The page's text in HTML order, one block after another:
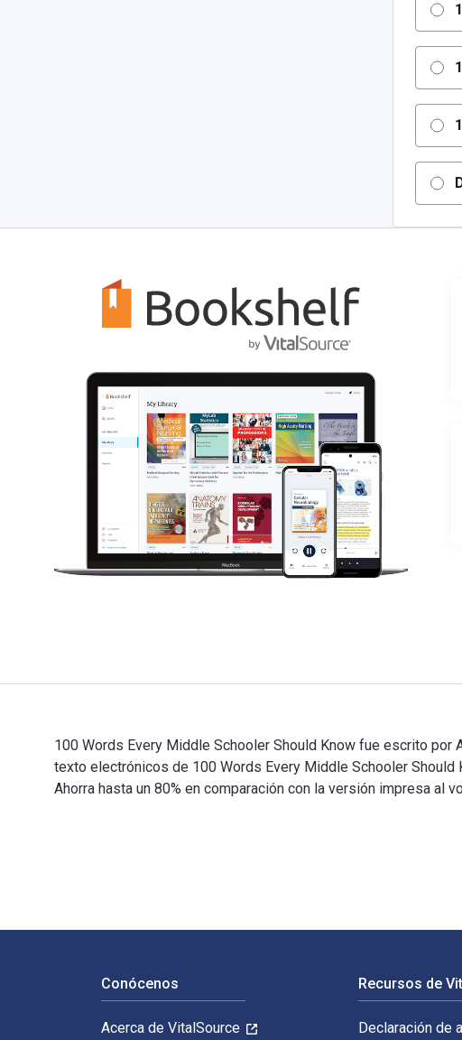
100 Words Every Middle Schooler Should Know fue escrito
texto electrónicos de 100 Words Every Middle Schooler
Ahorra hasta un 80% en comparación con la versión impresa al
Conócenos
Acerca de VitalSource
Recursos de
Declaración de